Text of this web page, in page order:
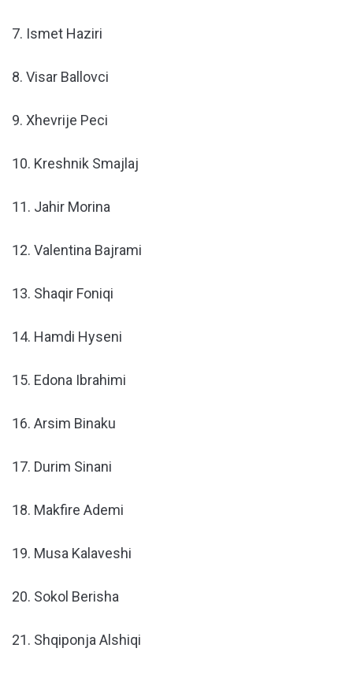
7. Ismet Haziri
8. Visar Ballovci
9. Xhevrije Peci
10. Kreshnik Smajlaj
11. Jahir Morina
12. Valentina Bajrami
13. Shaqir Foniqi
14. Hamdi Hyseni
15. Edona Ibrahimi
16. Arsim Binaku
17. Durim Sinani
18. Makfire Ademi
19. Musa Kalaveshi
20. Sokol Berisha
21. Shqiponja Alshiqi